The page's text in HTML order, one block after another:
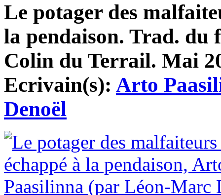
Le potager des
la pendaison. Trad. du
Colin du Terrail. Mai
Ecrivain(s): Arto
Denoël